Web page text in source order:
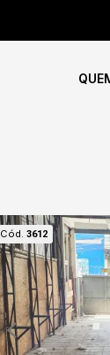
Cód. 3612